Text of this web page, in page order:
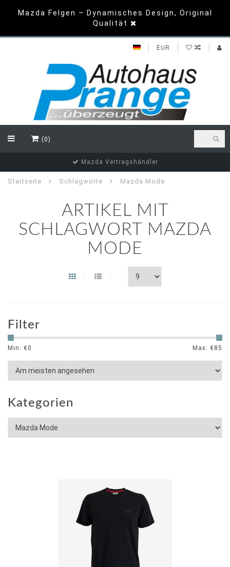
Mazda Felgen – Dynamisches Design, Original
Qualität
EUR
(0)
Top Bewertungen
Startseite Schlagworte Mazda Mode
ARTIKEL MIT
SCHLAGWORT MAZDA
MODE
Filter
Min: €0 Max: €85
Kategorien